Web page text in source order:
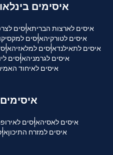
איסימים
איסים לארצות הבריתאיסים
איסים לטורקיהאיסים למקסיקו
איסים לתאילנדאיסים למלאזיה
איסים לגרמניהאיסים
איסים לאיחוד
איסים לאסיהאיסים
איסים למזרח התיכון